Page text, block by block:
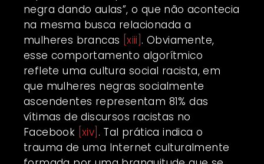
negra dando aulas”, o que não acontecia
na mesma busca relacionada a
mulheres brancas [xiii] . Obviamente,
esse comportamento algorítmico
reflete uma cultura social racista, em
que mulheres negras socialmente
ascendentes representam 81% das
vítimas de discursos racistas no
Facebook [xiv] . Tal prática indica o
trauma de uma Internet culturalmente